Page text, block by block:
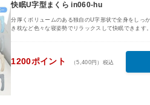
快眠U字型まくら in060-hu
分厚くボリュームのある独自のU字形状で全身をしっ
き枕など色々な寝姿勢でリラックスして快眠できます。
1200ポイント （5,400円）税込